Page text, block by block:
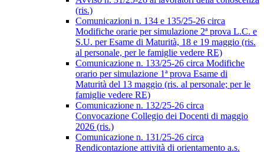
(ris.)
Comunicazioni n. 134 e 135/25-26 circa
Modifiche orarie per simulazione 2ª prova L.C. e
S.U. per Esame di Maturità, 18 e 19 maggio (ris.
al personale, per le famiglie vedere RE)
Comunicazione n. 133/25-26 circa Modifiche
orario per simulazione 1ª prova Esame di
Maturità del 13 maggio (ris. al personale; per le
famiglie vedere RE)
Comunicazione n. 132/25-26 circa
Convocazione Collegio dei Docenti di maggio
2026 (ris.)
Comunicazione n. 131/25-26 circa
Rendicontazione attività di orientamento a.s.